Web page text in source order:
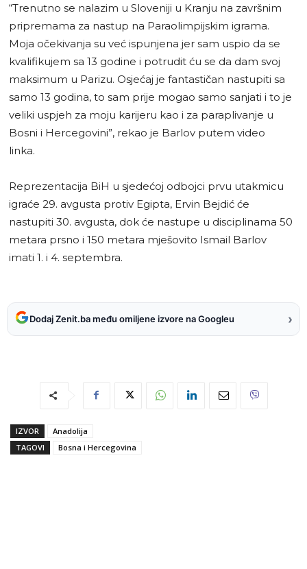
“Trenutno se nalazim u Sloveniji u Kranju na završnim
pripremama za nastup na Paraolimpijskim igrama.
Moja očekivanja su već ispunjena jer sam uspio da se
kvalifikujem sa 13 godine i potrudit ću se da dam svoj
maksimum u Parizu. Osjećaj je fantastičan nastupiti sa
samo 13 godina, to sam prije mogao samo sanjati i to je
veliki uspjeh za moju karijeru kao i za paraplivanje u
Bosni i Hercegovini”, rekao je Barlov putem video
linka.
Reprezentacija BiH u sjedećoj odbojci prvu utakmicu
igraće 29. avgusta protiv Egipta, Ervin Bejdić će
nastupiti 30. avgusta, dok će nastupe u disciplinama 50
metara prsno i 150 metara mješovito Ismail Barlov
imati 1. i 4. septembra.
Dodaj Zenit.ba među omiljene izvore na Googleu ›
IZVOR
Anadolija
TAGOVI
Bosna i Hercegovina